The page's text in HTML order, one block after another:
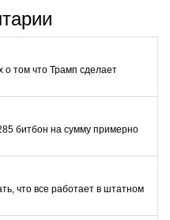
о том что Трамп сделает
битбон на сумму примерно
что все работает в штатном